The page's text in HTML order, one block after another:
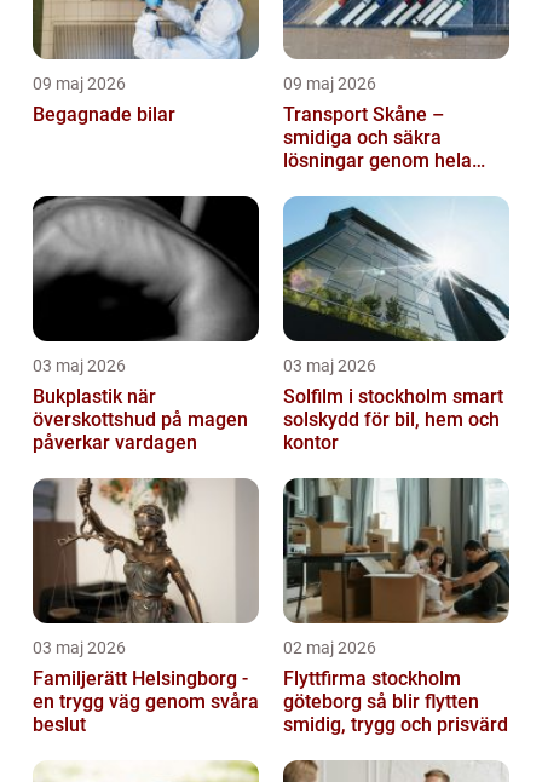
09 maj 2026
Begagnade bilar
09 maj 2026
Transport Skåne –
smidiga och säkra
lösningar genom hela
03 maj 2026
Bukplastik när
överskottshud på magen
påverkar vardagen
03 maj 2026
Solfilm i stockholm smart
solskydd för bil, hem och
kontor
03 maj 2026
Familjerätt Helsingborg -
en trygg väg genom svåra
beslut
02 maj 2026
Flyttfirma stockholm
göteborg så blir flytten
smidig, trygg och prisvärd